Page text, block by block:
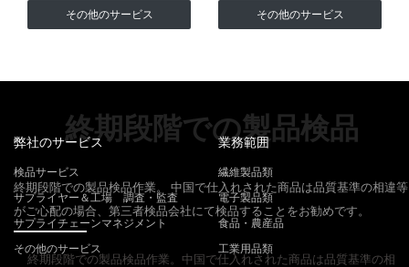
その他のサービス その他のサービス
終期段階での製品検品
終期段階での製品検品作業。 中国で仕入れされた商品は品質基準の相違等
がご心配の場合、第三者検品会社にて検品することをお勧めです。
終期段階での製品検品作業。中国で仕入れされた商品は品質基準の相
弊社のサービス
検品サービス
サプライヤー＆工場 調査・監査
サプライチェーンマネジメント
その他のサービス
業務範囲
繊維製品類
電子製品類
食品・農産品
工業用品類